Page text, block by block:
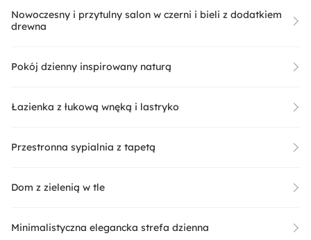
Nowoczesny i przytulny salon w czerni i bieli z dodatkiem
drewna
Pokój dzienny inspirowany naturą
Łazienka z łukową wnęką i lastryko
Przestronna sypialnia z tapetą
Dom z zielenią w tle
Minimalistyczna elegancka strefa dzienna